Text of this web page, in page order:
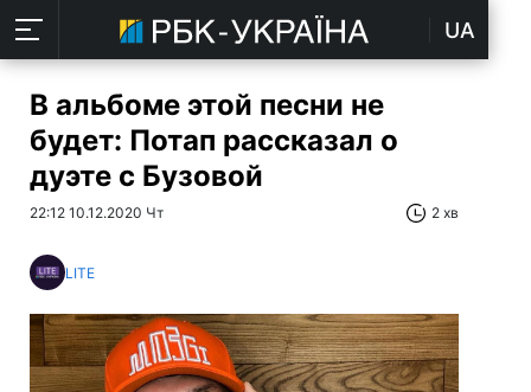
UA
В альбоме этой песни не
будет: Потап рассказал о
дуэте с Бузовой
22:12 10.12.2020 Чт 2 хв
LITE